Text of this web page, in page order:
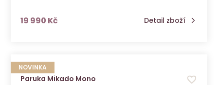
19 990 Kč Detail zboží
NOVINKA
Paruka Mikado Mono